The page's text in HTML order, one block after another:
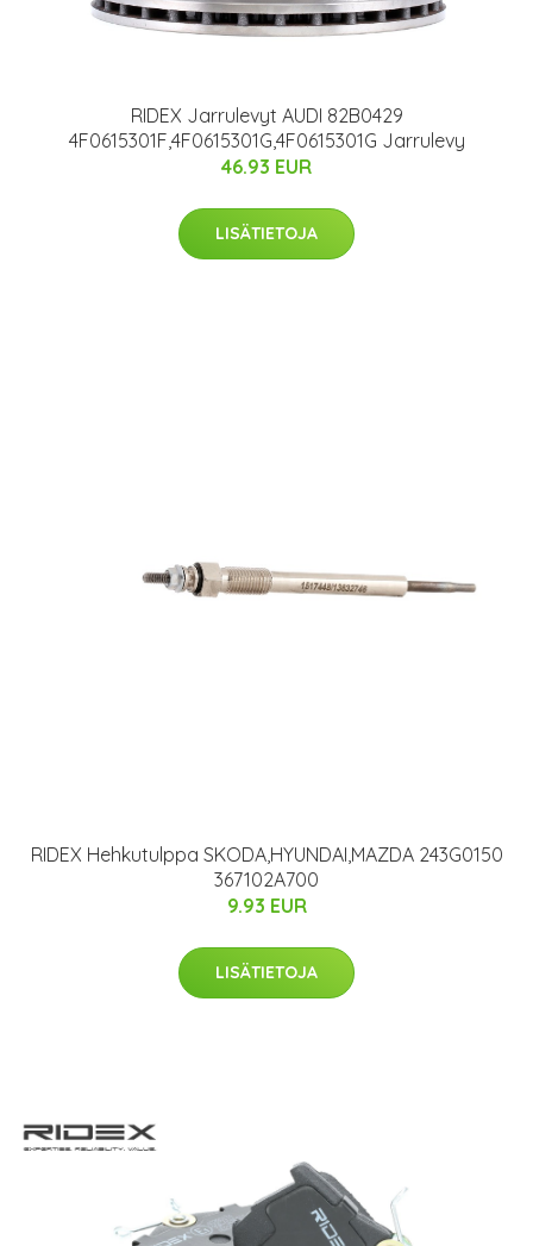
RIDEX Jarrulevyt AUDI 82B0429
4F0615301F,4F0615301G,4F0615301G Jarrulevy
46.93 EUR
LISÄTIETOJA
RIDEX Hehkutulppa SKODA,HYUNDAI,MAZDA 243G0150
367102A700
9.93 EUR
LISÄTIETOJA